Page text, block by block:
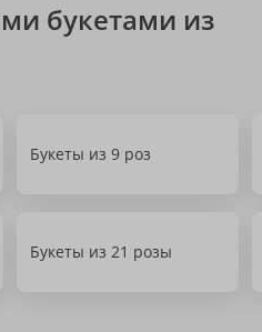
букетами из
Букеты из 9 роз
Букеты из 21 розы